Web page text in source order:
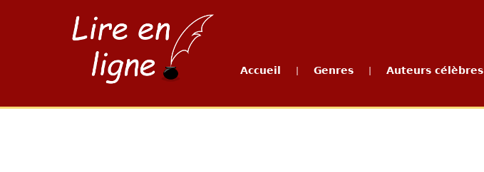
Accueil Genres Auteurs célèbres